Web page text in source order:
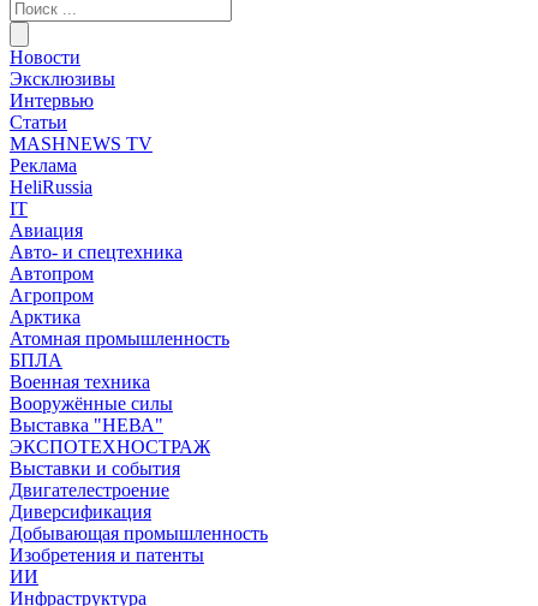
Новости
Эксклюзивы
Интервью
Статьи
MASHNEWS TV
Реклама
HeliRussia
IT
Авиация
Авто- и спецтехника
Автопром
Агропром
Арктика
Атомная промышленность
БПЛА
Военная техника
Вооружённые силы
Выставка "НЕВА"
ЭКСПОТЕХНОСТРАЖ
Выставки и события
Двигателестроение
Диверсификация
Добывающая промышленность
Изобретения и патенты
ИИ
Инфраструктура